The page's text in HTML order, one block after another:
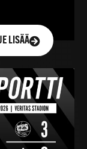
LISÄÄ